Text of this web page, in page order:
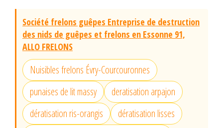
Société frelons guêpes Entreprise de destruction
des nids de guêpes et frelons en Essonne 91,
ALLO FRELONS
Nuisibles frelons Évry-Courcouronnes
punaises de lit massy
deratisation arpajon
dératisation ris-orangis
dératisation lisses